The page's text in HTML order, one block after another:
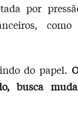
por
do papel.
busca